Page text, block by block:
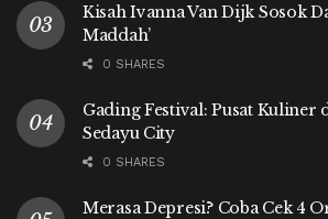
Kisah Ivanna Van Dijk Sosok
Maddah’
0 SHARES
Gading Festival: Pusat Kuliner
Sedayu City
0 SHARES
Merasa Depresi? Coba Cek 4